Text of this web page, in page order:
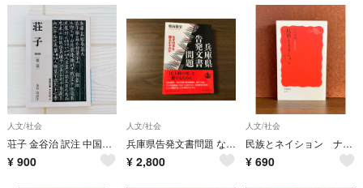
人文/社会
荘子 金谷治 訳注 中国古典 東洋哲学 老荘思想 文庫
¥ 900
人文/社会
兵庫県告発文書問題 なぜ日本を揺るがすのか
¥ 2,800
人文/社会
民族とネイション ナショナリズムという難問
¥ 690